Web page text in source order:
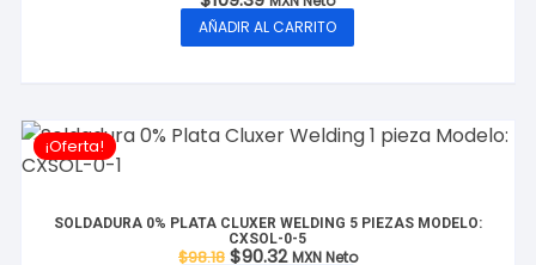
AÑADIR AL CARRITO
¡Oferta!
SOLDADURA 0% PLATA CLUXER WELDING 5 PIEZAS MODELO:
CXSOL-0-5
$98.18 El
$90.32ElMXN Neto